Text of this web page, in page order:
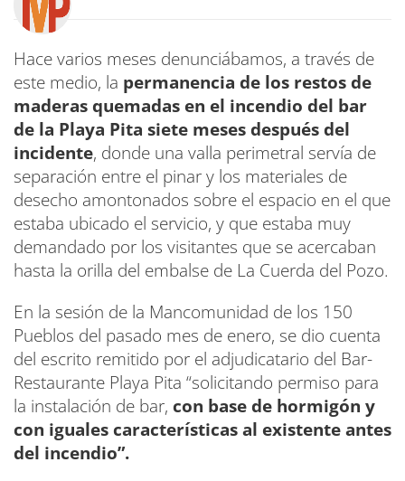
Hace varios meses denunciábamos, a través de
este medio, la permanencia de los restos de
maderas quemadas en el incendio del bar
de la Playa Pita siete meses después del
incidente, donde una valla perimetral servía de
separación entre el pinar y los materiales de
desecho amontonados sobre el espacio en el que
estaba ubicado el servicio, y que estaba muy
demandado por los visitantes que se acercaban
hasta la orilla del embalse de La Cuerda del Pozo.
En la sesión de la Mancomunidad de los 150
Pueblos del pasado mes de enero, se dio cuenta
del escrito remitido por el adjudicatario del Bar-
Restaurante Playa Pita “solicitando permiso para
la instalación de bar, con base de hormigón y
con iguales características al existente antes
del incendio”.